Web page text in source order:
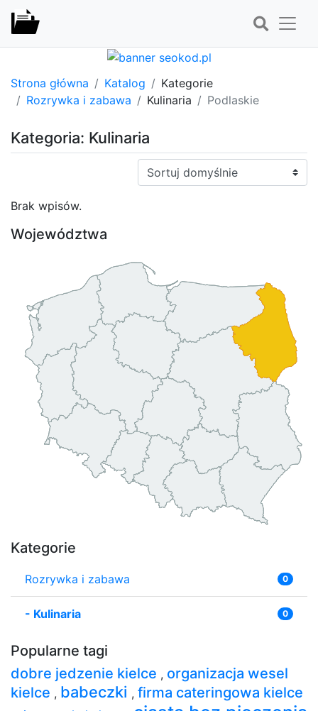
Strona główna Katalog
Kategorie
Rozrywka i zabawa
Kulinaria Podlaskie
Kategoria: Kulinaria
Sortuj:
Brak wpisów.
Województwa
Kategorie
Rozrywka i zabawa 0
- Kulinaria 0
Popularne tagi
dobre jedzenie kielce , organizacja wesel
kielce , babeczki , firma cateringowa kielce